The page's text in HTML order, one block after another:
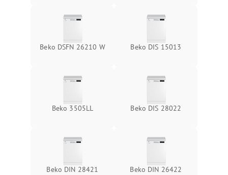
Beko DSFN 26210 W Beko DIS 15013
Beko 3505LL Beko DIS 28022
Beko DIN 28421 Beko DIN 26422